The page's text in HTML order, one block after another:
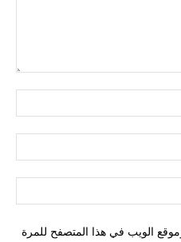
الويب في هذا المتصفح للمرة